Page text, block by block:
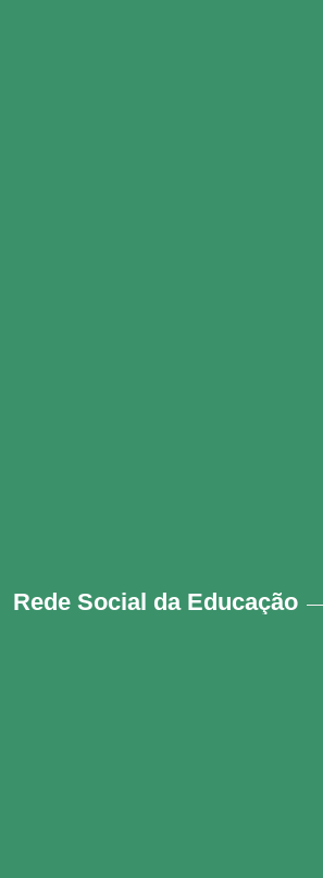
Rede Social da Educação